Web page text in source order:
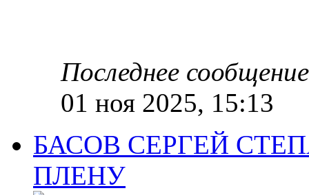
Последнее
01 ноя 2025, 15:13
БАСОВ СЕРГЕЙ
ПЛЕНУ